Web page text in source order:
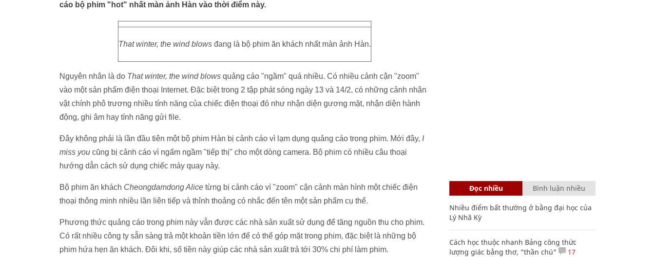
cáo bộ phim "hot" nhất màn ảnh Hàn vào thời điểm này.
That winter, the wind blows đang là bộ phim ăn khách nhất màn ảnh Hàn.
Nguyên nhân là do That winter, the wind blows quảng cáo "ngầm" quá nhiều. Có nhiều cảnh cận "zoom"
vào một sản phẩm điện thoại Internet. Đặc biệt trong 2 tập phát sóng ngày 13 và 14/2, có những cảnh nhân
vật chính phô trương nhiều tính năng của chiếc điện thoại đó như nhận diện gương mặt, nhận diện hành
động, ghi âm hay tính năng gửi file.
Đây không phải là lần đầu tiên một bộ phim Hàn bị cảnh cáo vì lạm dụng quảng cáo trong phim. Mới đây, I
miss you cũng bị cảnh cáo vì ngấm ngầm "tiếp thị" cho một dòng camera. Bộ phim có nhiều câu thoại
hướng dẫn cách sử dụng chiếc máy quay này.
Bộ phim ăn khách Cheongdamdong Alice từng bị cảnh cáo vì "zoom" cận cảnh màn hình một chiếc điện
thoại thông minh nhiều lần liên tiếp và thỉnh thoảng có nhắc đến tên một sản phẩm cụ thể.
Phương thức quảng cáo trong phim này vẫn được các nhà sản xuất sử dụng để tăng nguồn thu cho phim.
Có rất nhiều công ty sẵn sàng trả một khoản tiền lớn để có thể góp mặt trong phim, đặc biệt là những bộ
phim hứa hẹn ăn khách. Đôi khi, số tiền này giúp các nhà sản xuất trả tới 30% chi phí làm phim.
Đọc nhiều Bình luận nhiều
Nhiều điểm bất thường ở bằng đại học của
Lý Nhã Kỳ
Cách học thuộc nhanh Bảng công thức
lượng giác bằng thơ, "thần chú"
17